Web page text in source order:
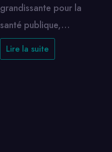
grandissante pour la
santé publique,…
Lire la suite